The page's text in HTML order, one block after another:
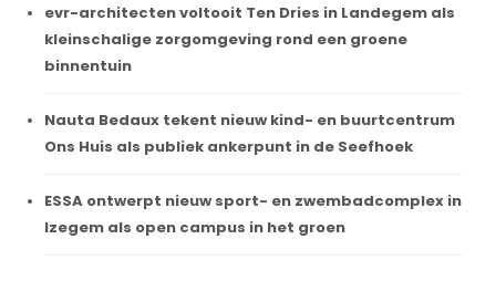
evr-architecten voltooit Ten Dries in Landegem als
kleinschalige zorgomgeving rond een groene
binnentuin
Nauta Bedaux tekent nieuw kind- en buurtcentrum
Ons Huis als publiek ankerpunt in de Seefhoek
ESSA ontwerpt nieuw sport- en zwembadcomplex in
Izegem als open campus in het groen